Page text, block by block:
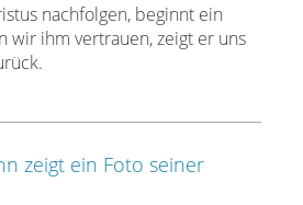
nachfolgen, beginnt ein
wir ihm vertrauen, zeigt er uns